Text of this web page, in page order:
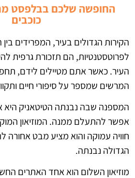
כוכבים
הקירות הגדולים בעיר, המפרידים בין
לפרוטסטנטיות, הם תזכורת גרפית
העיר. כאשר אתם מטיילים לידם,
המרשים שמספר על סיפורי חיים
המספנה שבה נבנתה הטיטאניק היא
אפשר להתעלם ממנה. המוזיאון
חוויה עמוקה והוא מציע מבט
הגדולה נבנתה.
מוזיאון השלום הוא אחד האתרים